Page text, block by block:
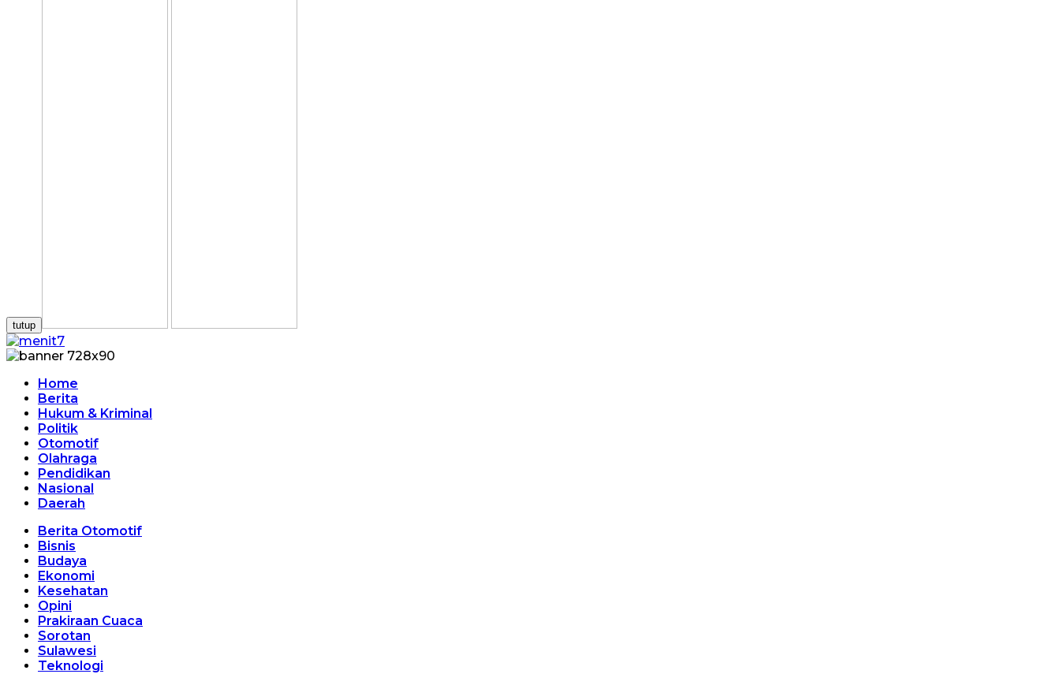
tutup
Home
Berita
Hukum & Kriminal
Politik
Otomotif
Olahraga
Pendidikan
Nasional
Daerah
Berita Otomotif
Bisnis
Budaya
Ekonomi
Kesehatan
Opini
Prakiraan Cuaca
Sorotan
Sulawesi
Teknologi